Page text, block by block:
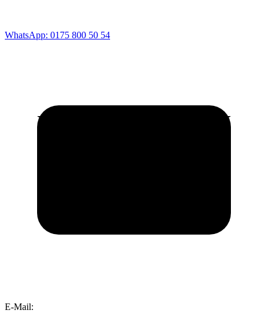
WhatsApp: 0175 800 50 54
E-Mail: